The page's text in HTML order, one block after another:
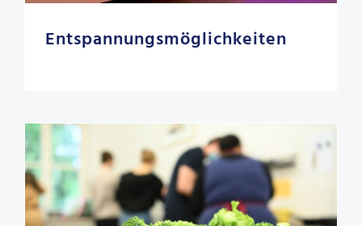
Entspannungsmöglichkeiten